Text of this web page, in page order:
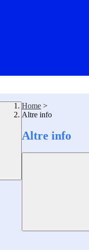
Home >
Altre info
Altre info